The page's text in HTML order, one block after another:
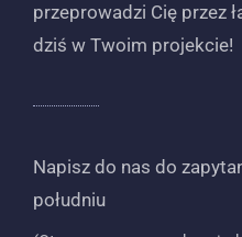
przeprowadzi Cię przez
dziś w Twoim projekcie!
Napisz do nas do
południu